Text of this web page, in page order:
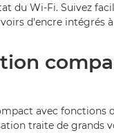
du Wi-Fi. Suivez
d'encre intégrés
avec fonctions
traite de grands